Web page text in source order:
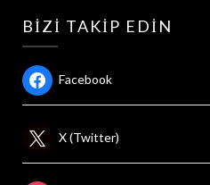
BIZI TAKIP EDIN
Facebook
X (Twitter)